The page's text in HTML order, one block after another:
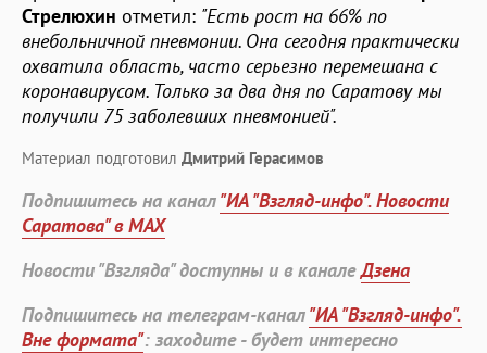
Стрелюхин отметил: "Есть рост на 66% по
внебольничной пневмонии. Она сегодня практически
охватила область, часто серьезно перемешана с
коронавирусом. Только за два дня по Саратову мы
получили 75 заболевших пневмонией".
Материал подготовил Дмитрий Герасимов
Подпишитесь на канал"ИА "Взгляд-инфо". Новости
Саратова" в MAX
Новости "Взгляда" доступны и в каналеДзена
Подпишитесь на телеграм-канал"ИА "Взгляд-инфо".
Вне формата": заходите - будет интересно